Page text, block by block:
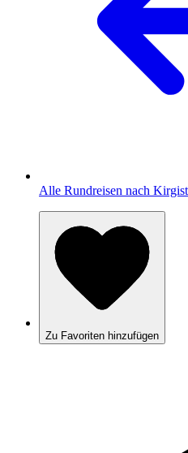
Alle Rundreisen nach
Zu Favoriten hinzufügen